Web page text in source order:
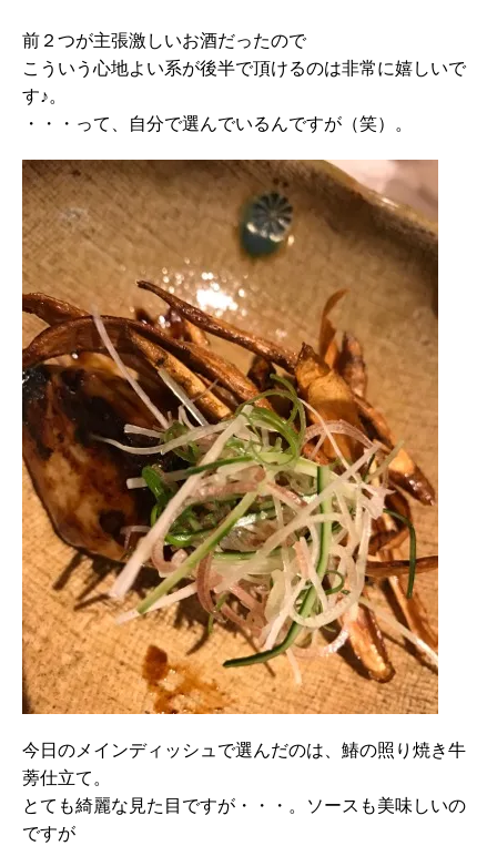
前２つが主張激しいお酒だったので
こういう心地よい系が後半で頂けるのは非常に嬉しいで
す♪。
・・・って、自分で選んでいるんですが（笑）。
今日のメインディッシュで選んだのは、鰆の照り焼き牛
蒡仕立て。
とても綺麗な見た目ですが・・・。ソースも美味しいの
ですが